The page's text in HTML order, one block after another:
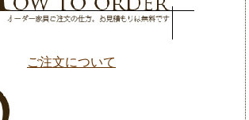
ご注文について